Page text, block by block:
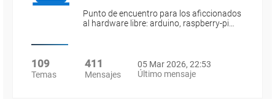
Punto de encuentro para los aficcionados
al hardware libre: arduino, raspberry-pi…
109
Temas
411
Mensajes
05 Mar 2026, 22:53
Último mensaje